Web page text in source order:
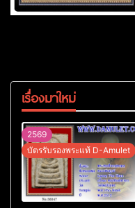
เรื่องมาใหม่
2569
บัตรรับรองพระแท้ D-Amulet